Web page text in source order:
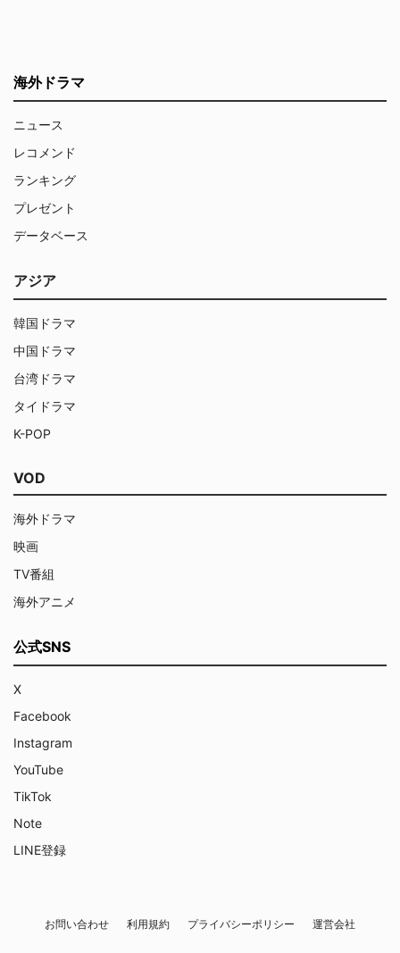
海外ドラマ
ニュース
レコメンド
ランキング
プレゼント
データベース
アジア
韓国ドラマ
中国ドラマ
台湾ドラマ
タイドラマ
K-POP
VOD
海外ドラマ
映画
TV番組
海外アニメ
公式SNS
X
Facebook
Instagram
YouTube
TikTok
Note
LINE登録
お問い合わせ 利用規約 プライバシーポリシー 運営会社